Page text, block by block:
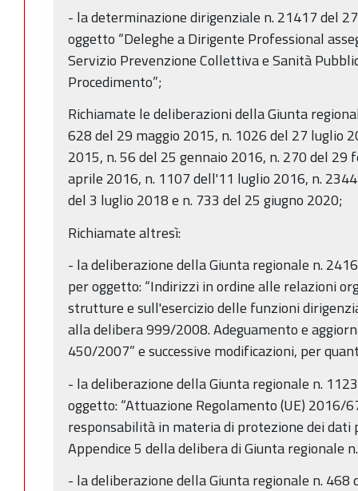
- la determinazione dirigenziale n. 21417 del
oggetto “Deleghe a Dirigente Professional
Servizio Prevenzione Collettiva e Sanità
Procedimento”;
Richiamate le deliberazioni della Giunta
628 del 29 maggio 2015, n. 1026 del 27 luglio
2015, n. 56 del 25 gennaio 2016, n. 270 del 29
aprile 2016, n. 1107 dell'11 luglio 2016, n.
del 3 luglio 2018 e n. 733 del 25 giugno 2020;
Richiamate altresì:
- la deliberazione della Giunta regionale n.
per oggetto: “Indirizzi in ordine alle relazioni
strutture e sull'esercizio delle funzioni
alla delibera 999/2008. Adeguamento e
450/2007” e successive modificazioni, per
- la deliberazione della Giunta regionale n.
oggetto: “Attuazione Regolamento (UE) 2016/
responsabilità in materia di protezione dei dati
Appendice 5 della delibera di Giunta regionale
- la deliberazione della Giunta regionale n.